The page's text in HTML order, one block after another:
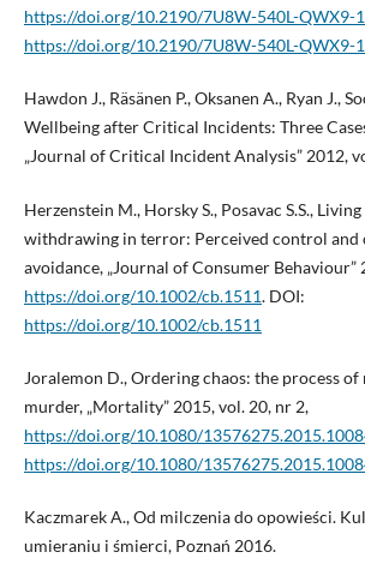
https://doi.org/10.2190/7U8W-540L-QWX9-
https://doi.org/10.2190/7U8W-540L-QWX9-
Hawdon J., Räsänen P., Oksanen A., Ryan J.,
Wellbeing after Critical Incidents: Three
„Journal of Critical Incident Analysis” 2012,
Herzenstein M., Horsky S., Posavac S.S.,
withdrawing in terror: Perceived control and
avoidance, „Journal of Consumer Behaviour”
https://doi.org/10.1002/cb.1511. DOI:
https://doi.org/10.1002/cb.1511
Joralemon D., Ordering chaos: the process
murder, „Mortality” 2015, vol. 20, nr 2,
https://doi.org/10.1080/
https://doi.org/10.1080/
Kaczmarek A., Od milczenia do opowieści.
umieraniu i śmierci, Poznań 2016.